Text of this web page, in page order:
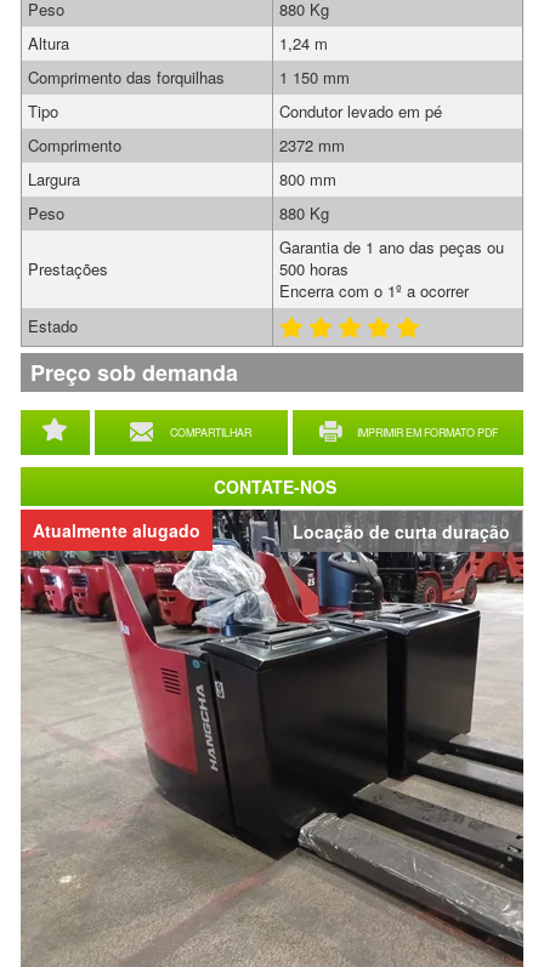
Locação de curta duração
Atualmente alugado
COMPARTILHAR IMPRIMIR EM FORMATO PDF
Peso
880 Kg
Altura
1,24 m
Comprimento das forquilhas
1 150 mm
Tipo
Condutor levado em pé
Comprimento
2372 mm
Largura
800 mm
Peso
880 Kg
Prestações
Garantia de 1 ano das peças ou
500 horas
Encerra com o 1º a ocorrer
Estado
Preço sob demanda
CONTATE-NOS